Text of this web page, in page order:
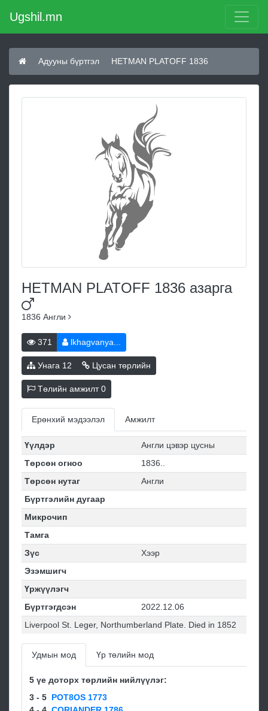
Ugshil.mn
Адууны бүртгэл HETMAN PLATOFF 1836
HETMAN PLATOFF 1836 азарга
1836 Англи
371 lkhagvanya...
Унага 12 Цусан төрлийн
Төлийн амжилт0
Ерөнхий мэдээлэл Амжилт
Үүлдэр
Англи цэвэр цусны
Төрсөн огноо
1836..
Төрсөн нутаг
Англи
Бүртгэлийн дугаар
Микрочип
Тамга
Зүс
Хээр
Эзэмшигч
Үржүүлэгч
Бүртгэгдсэн
2022.12.06
Liverpool St. Leger, Northumberland Plate. Died in 1852
Удмын мод Үр төлийн мод
5 үе доторх төрлийн нийлүүлэг:
3 - 5 POT8OS 1773